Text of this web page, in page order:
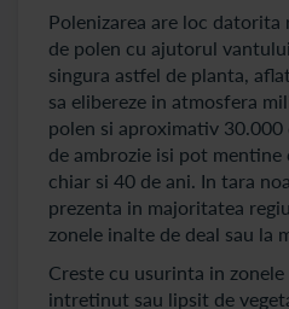
Polenizarea are loc
de polen cu ajutorul
singura astfel de planta,
sa elibereze in atmosfera
polen si aproximativ 30.000
de ambrozie isi pot
chiar si 40 de ani. In tara
prezenta in majoritatea
zonele inalte de deal sau la
Creste cu usurinta in
intretinut sau lipsit de